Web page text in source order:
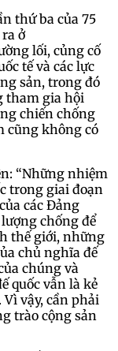
thứ ba của 75
ở
lối, củng cố
tế và các lực
sản, trong đó
tham gia hội
chiến chống
cũng không có
“Những nhiệm
trong giai đoạn
các Đảng
chống để
thế giới, những
chủ nghĩa đế
chúng và
quốc vẫn là kẻ
vậy, cần phải
trào cộng sản